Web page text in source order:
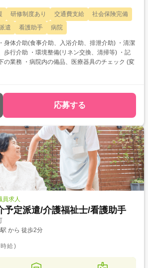
研修制度あり 交通費支給
社会保険完備
遣 看護助手 病院
歩行介助 ・環境整備(リネン交換、清掃等) ・記
業務 ・病院内の備品、医療器具のチェック (変
応募する
員求人
予定派遣/介護福祉士/看護助手
から 徒歩2分
給)